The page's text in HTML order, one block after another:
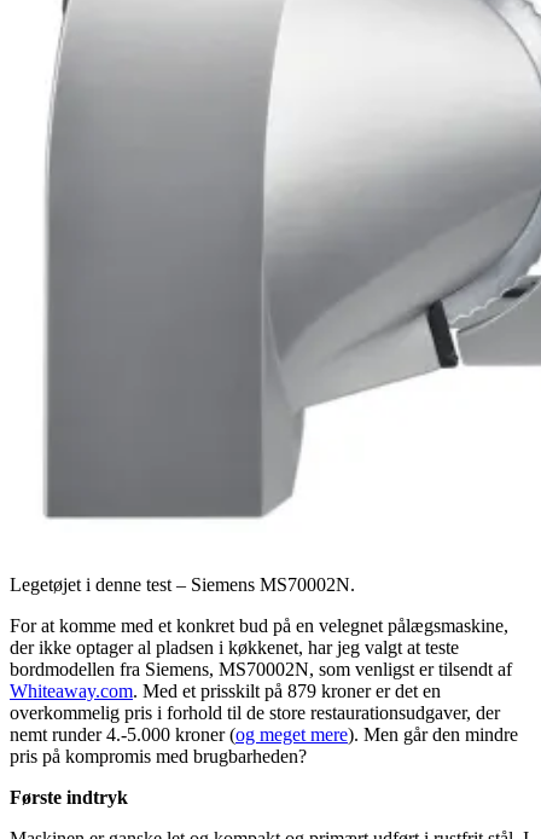
Legetøjet i denne test – Siemens MS70002N.
For at komme med et konkret bud på en velegnet pålægsmaskine,
der ikke optager al pladsen i køkkenet, har jeg valgt at teste
bordmodellen fra Siemens, MS70002N, som venligst er tilsendt af
Whiteaway.com. Med et prisskilt på 879 kroner er det en
overkommelig pris i forhold til de store restaurationsudgaver, der
nemt runder 4.-5.000 kroner (og meget mere). Men går den mindre
pris på kompromis med brugbarheden?
Første indtryk